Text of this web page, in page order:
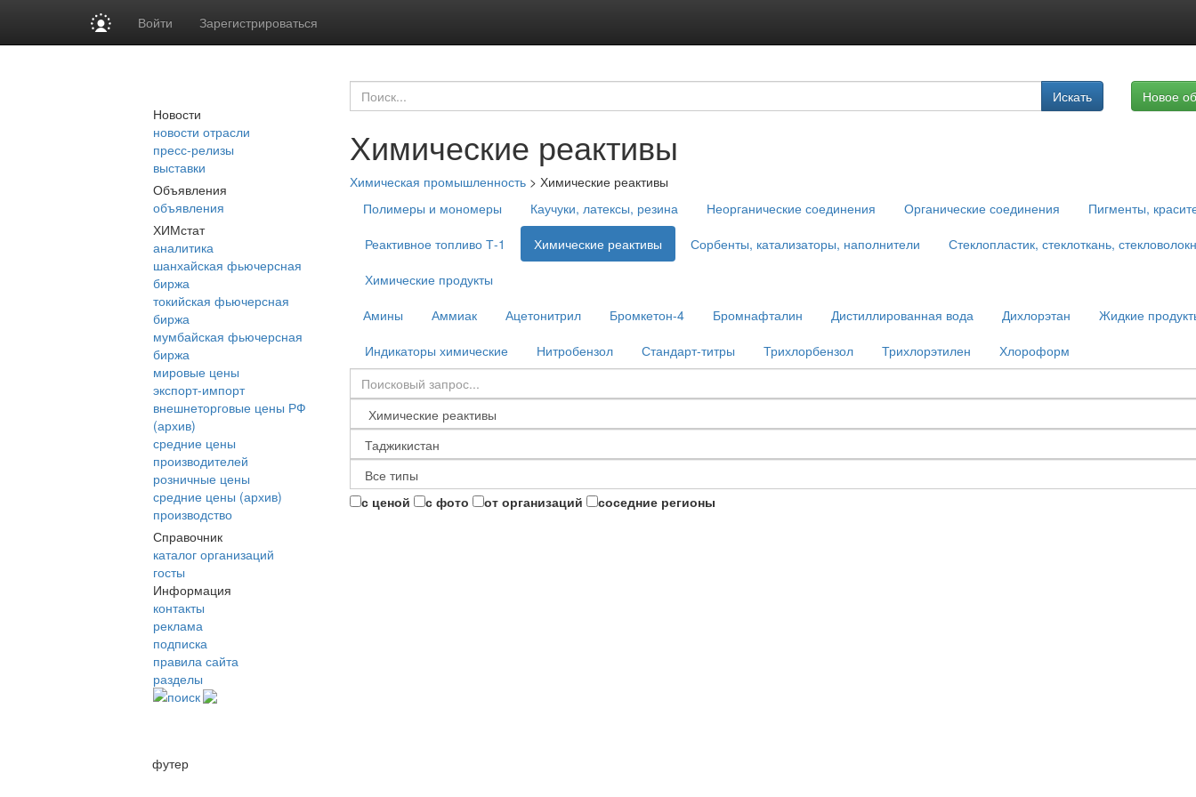
Войти Зарегистрироваться
Новости
новости отрасли
пресс-релизы
выставки
Объявления
объявления
ХИМстат
аналитика
шанхайская фьючерсная
биржа
токийская фьючерсная
биржа
мумбайская фьючерсная
биржа
мировые цены
экспорт-импорт
внешнеторговые цены РФ
(архив)
средние цены
производителей
розничные цены
средние цены (архив)
производство
Справочник
каталог организаций
госты
Информация
контакты
реклама
подписка
правила сайта
разделы
поиск
Искать Новое
Химические реактивы
Химическая промышленность > Химические реактивы
Полимеры и мономеры
Каучуки, латексы, резина Неорганические соединения Органические соединения
Пигменты,
Реактивное топливо Т-1
Химические реактивы Сорбенты, катализаторы, наполнители
Стеклопластик, стеклоткань,
Химические продукты
Амины
Аммиак Ацетонитрил Бромкетон-4 Бромнафталин Дистиллированная вода Дихлорэтан
Жидкие
Индикаторы химические
Нитробензол Стандарт-титры Трихлорбензол Трихлорэтилен Хлороформ
с ценой с фото от организаций соседние регионы
футер